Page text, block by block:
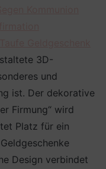
3D-
und
ist. Der dekorative
Firmung“ wird
Platz für ein
Design verbindet